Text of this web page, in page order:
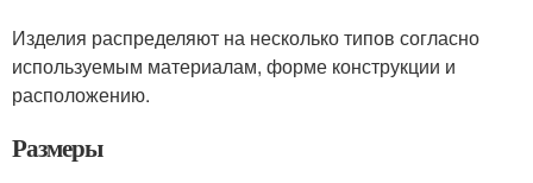
Изделия распределяют на несколько типов согласно
используемым материалам, форме конструкции и
расположению.
Размеры